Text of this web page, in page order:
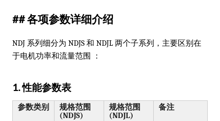
## 各项参数详细介绍
NDJ 系列细分为 NDJS 和 NDJL 两个子系列，主要区别在
于电机功率和流量范围 ：
1. 性能参数表
参数类别
规格范围
(NDJS)
规格范围
(NDJL)
备注